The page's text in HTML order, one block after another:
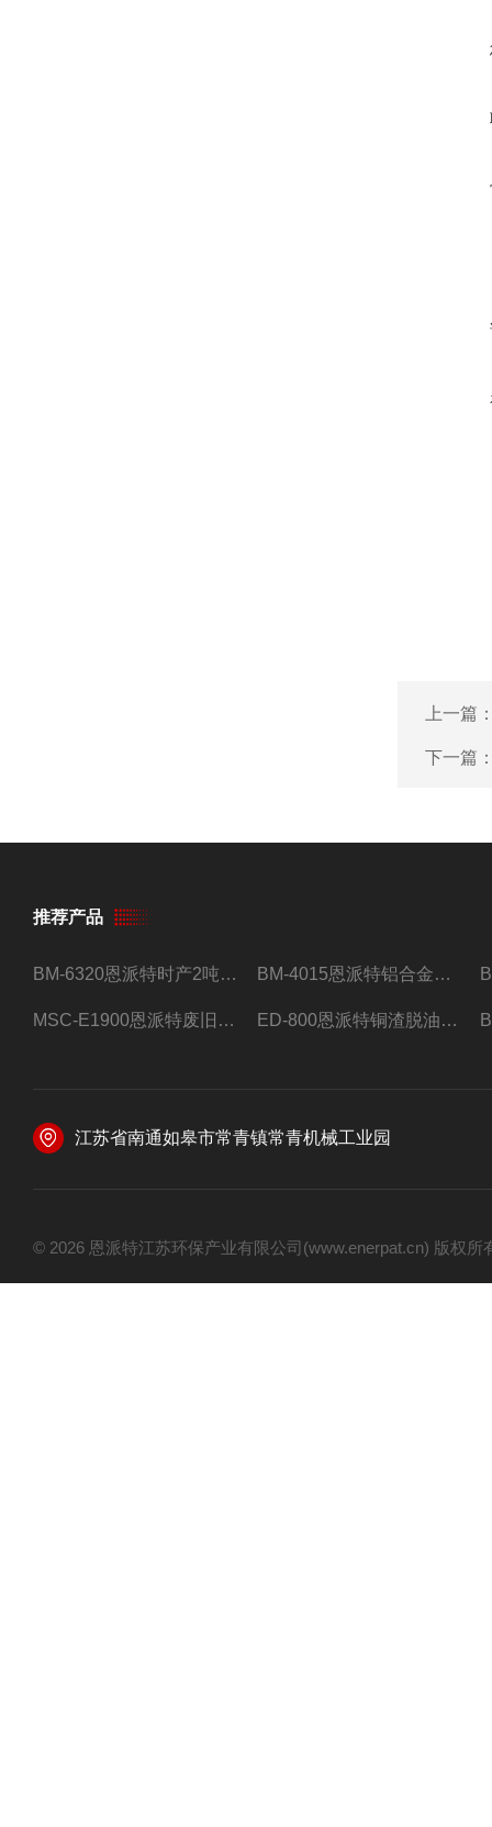
上一篇
下一篇
推荐产品
BM-6320恩派特时产2吨合金钢屑压饼机 BM-4015恩派特铝合金屑压饼机 脱油效果好
MSC-E1900恩派特废旧锂电池极片破碎处理设备 ED-800恩派特铜渣脱油机废铜屑铝屑甩油机
江苏省南通如皋市常青镇常青机械工业园
© 2026 恩派特江苏环保产业有限公司(www.enerpat.cn) 版权